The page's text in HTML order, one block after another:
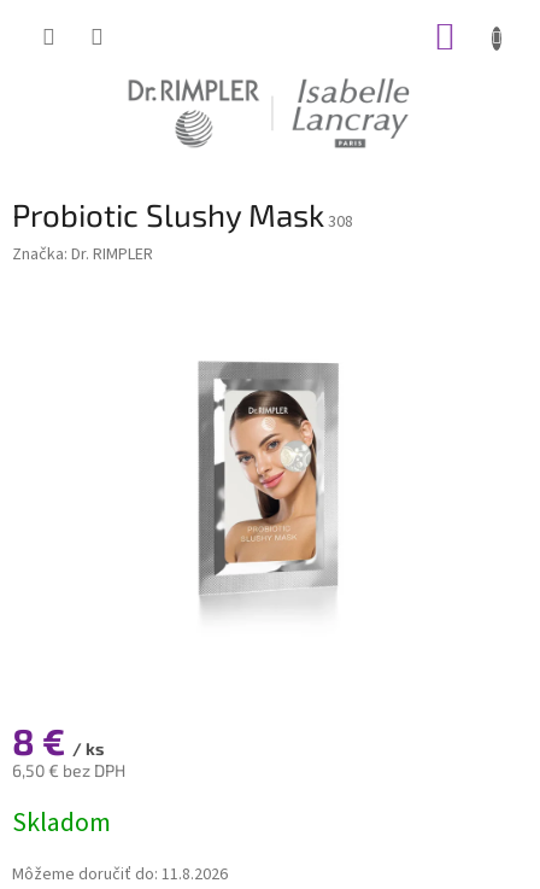
Probiotic Slushy Mask 308
Značka: Dr. RIMPLER
8 € / ks
6,50 € bez DPH
cena:
Skladom
Môžeme doručiť do: 11.8.2026